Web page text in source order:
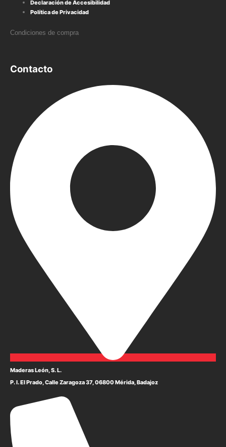
Declaración de Accesibilidad
Política de Privacidad
Condiciones de compra
Contacto
Maderas León, S. L.
P. I. El Prado, Calle Zaragoza 37, 06800 Mérida, Badajoz